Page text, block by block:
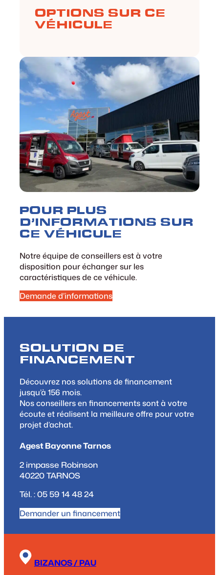
OPTIONS SUR CE
VÉHICULE
POUR PLUS
D’INFORMATIONS SUR
CE VÉHICULE
Notre équipe de conseillers est à votre
disposition pour échanger sur les
caractéristiques de ce véhicule.
Demande d’informations
SOLUTION DE
FINANCEMENT
Découvrez nos solutions de financement
jusqu’à 156 mois.
Nos conseillers en financements sont à votre
écoute et réalisent la meilleure offre pour votre
projet d’achat.
Agest Bayonne Tarnos
2 impasse Robinson
40220 TARNOS
Tél. : 05 59 14 48 24
Demander un financement
BIZANOS / PAU